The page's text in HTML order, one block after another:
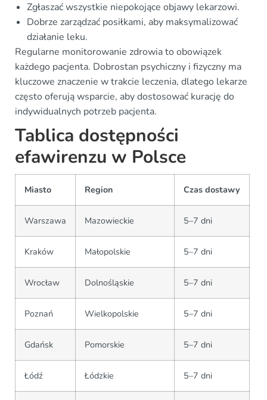
Zgłaszać wszystkie niepokojące objawy lekarzowi.
Dobrze zarządzać posiłkami, aby maksymalizować
działanie leku.
Regularne monitorowanie zdrowia to obowiązek
każdego pacjenta. Dobrostan psychiczny i fizyczny ma
kluczowe znaczenie w trakcie leczenia, dlatego lekarze
często oferują wsparcie, aby dostosować kurację do
indywidualnych potrzeb pacjenta.
Tablica dostępności
efawirenzu w Polsce
Miasto Region Czas dostawy
Warszawa Mazowieckie 5–7 dni
Kraków Małopolskie 5–7 dni
Wrocław Dolnośląskie 5–7 dni
Poznań Wielkopolskie 5–7 dni
Gdańsk Pomorskie 5–7 dni
Łódź Łódzkie 5–7 dni